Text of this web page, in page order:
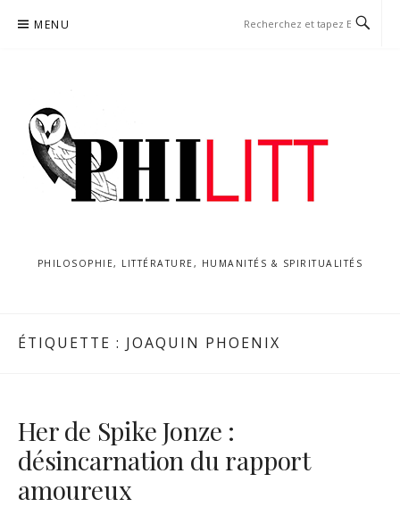
MENU
PHILOSOPHIE, LITTÉRATURE, HUMANITÉS & SPIRITUALITÉS
ÉTIQUETTE : JOAQUIN PHOENIX
Her de Spike Jonze :
désincarnation du rapport
amoureux